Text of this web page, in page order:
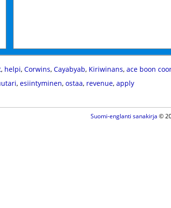
, helpi, Corwins, Cayabyab, Kiriwinans, ace boon
, esiintyminen, ostaa, revenue, apply
Suomi-englanti sanakirja ©